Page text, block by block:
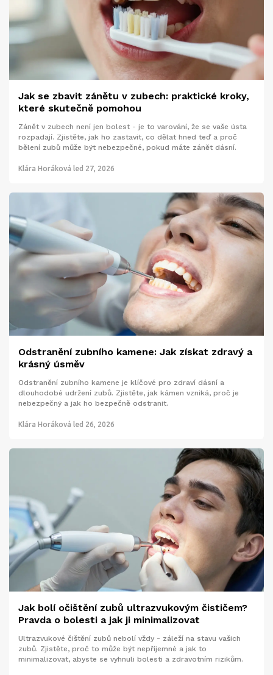
Jak se zbavit zánětu v zubech: praktické kroky,
které skutečně pomohou
Zánět v zubech není jen bolest - je to varování, že se vaše ústa
rozpadají. Zjistěte, jak ho zastavit, co dělat hned teď a proč
bělení zubů může být nebezpečné, pokud máte zánět dásní.
Klára Horáková led 27, 2026
Odstranění zubního kamene: Jak získat zdravý a
krásný úsměv
Odstranění zubního kamene je klíčové pro zdraví dásní a
dlouhodobé udržení zubů. Zjistěte, jak kámen vzniká, proč je
nebezpečný a jak ho bezpečně odstranit.
Klára Horáková led 26, 2026
Jak bolí očištění zubů ultrazvukovým čističem?
Pravda o bolesti a jak ji minimalizovat
Ultrazvukové čištění zubů nebolí vždy - záleží na stavu vašich
zubů. Zjistěte, proč to může být nepříjemné a jak to
minimalizovat, abyste se vyhnuli bolesti a zdravotním rizikům.